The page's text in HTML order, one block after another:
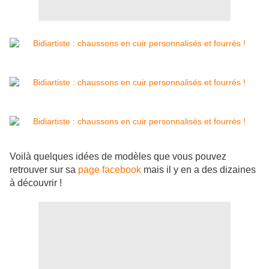
Voilà quelques idées de modèles que vous pouvez
retrouver sur sa page facebook mais il y en a des dizaines
à découvrir !